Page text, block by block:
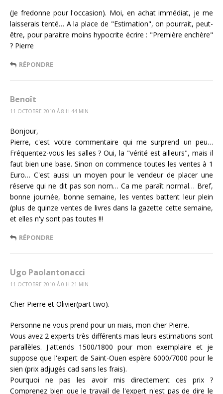
(Je fredonne pour l'occasion). Moi, en achat immédiat, je me
laisserais tenté… A la place de "Estimation", on pourrait, peut-
être, pour paraitre moins hypocrite écrire : "Première enchère"
? Pierre
RÉPONDRE
Benoît
11 OCTOBRE 2010 Á 8 H 44 MIN
Bonjour,
Pierre, c'est votre commentaire qui me surprend un peu…
Fréquentez-vous les salles ? Oui, la "vérité est ailleurs", mais il
faut bien une base. Sinon on commence toutes les ventes à 1
Euro… C'est aussi un moyen pour le vendeur de placer une
réserve qui ne dit pas son nom… Ca me paraît normal… Bref,
bonne journée, bonne semaine, les ventes battent leur plein
(plus de quinze ventes de livres dans la gazette cette semaine,
et elles n'y sont pas toutes !!!
RÉPONDRE
Ugo Paolantonacci
11 OCTOBRE 2010 Á 0 H 21 MIN
Cher Pierre et Olivier(part two).
Personne ne vous prend pour un niais, mon cher Pierre.
Vous avez 2 experts très différents mais leurs estimations sont
parallèles. J'attends 1500/1800 pour mon exemplaire et je
suppose que l'expert de Saint-Ouen espère 6000/7000 pour le
sien (prix adjugés cad sans les frais).
Pourquoi ne pas les avoir mis directement ces prix ?
Comprenez bien que le travail de l'expert n'est pas de dire le